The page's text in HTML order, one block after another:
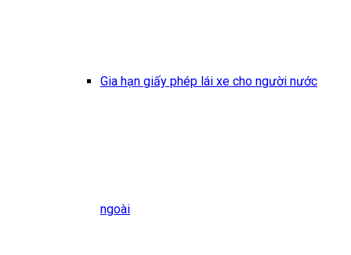
Gia hạn giấy phép lái xe cho người nước
ngoài